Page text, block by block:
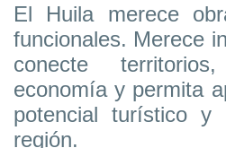
El Huila merece
funcionales. Merece
conecte
economía y permita
potencial turístico y
región.